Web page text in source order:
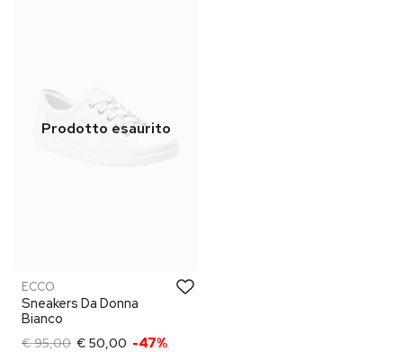
ECCO
Sneakers Da Donna
Bianco
€ 95,00 € 50,00 -47%